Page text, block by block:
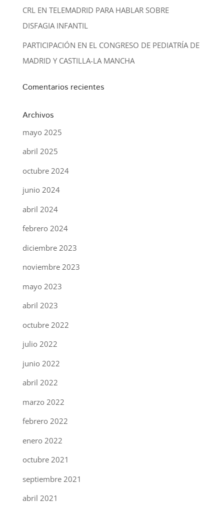
CRL EN TELEMADRID PARA HABLAR SOBRE
DISFAGIA INFANTIL
PARTICIPACIÓN EN EL CONGRESO DE PEDIATRÍA DE
MADRID Y CASTILLA-LA MANCHA
Comentarios recientes
Archivos
mayo 2025
abril 2025
octubre 2024
junio 2024
abril 2024
febrero 2024
diciembre 2023
noviembre 2023
mayo 2023
abril 2023
octubre 2022
julio 2022
junio 2022
abril 2022
marzo 2022
febrero 2022
enero 2022
octubre 2021
septiembre 2021
abril 2021